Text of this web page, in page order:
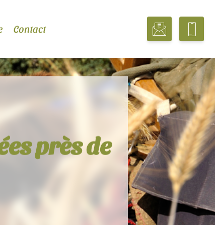
Contact
près de